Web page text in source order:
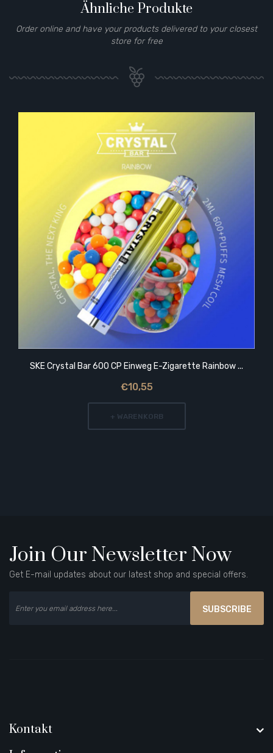
Ähnliche Produkte
Order online and have your products delivered to your closest
store for free
SKE Crystal Bar 600 CP Einweg E-Zigarette Rainbow ...
€10,55
+ WARENKORB
Join Our Newsletter Now
Get E-mail updates about our latest shop and special offers.
SUBSCRIBE
Kontakt